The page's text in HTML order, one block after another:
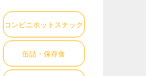
コンビニホットスナック
缶詰・保存食